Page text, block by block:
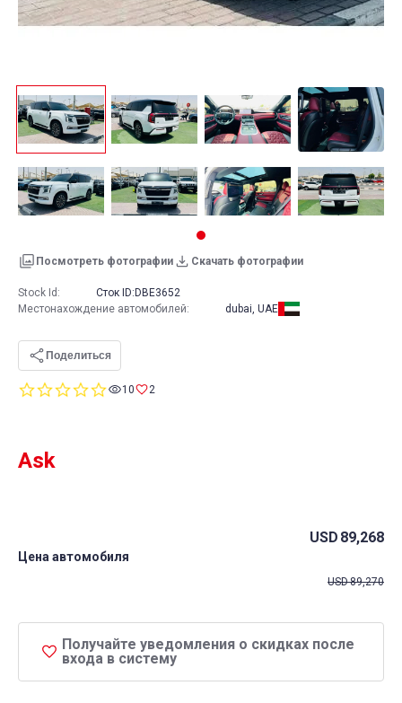
Посмотреть фотографии Скачать фотографии
0.010 2
Ask
Цена автомобиля
USD 89,268
USD89,270
Получайте уведомления о скидках после
входа в систему
Stock Id: Сток ID: DBE3652
Местонахождение автомобилей: dubai, UAE
Поделиться